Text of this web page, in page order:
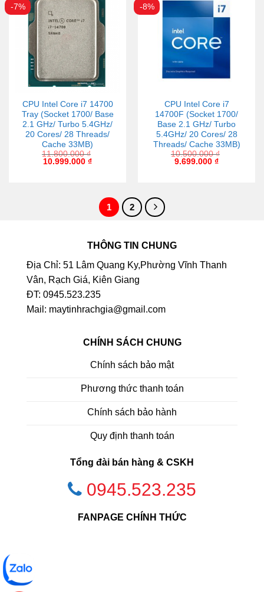
-7%
CPU Intel Core i7 14700
Tray (Socket 1700/ Base
2.1 GHz/ Turbo 5.4GHz/
20 Cores/ 28 Threads/
Cache 33MB)
11.800.000₫
10.999.000 ₫
-8%
CPU Intel Core i7
14700F (Socket 1700/
Base 2.1 GHz/ Turbo
5.4GHz/ 20 Cores/ 28
Threads/ Cache 33MB)
10.500.000₫
9.699.000 ₫
1 2
THÔNG TIN CHUNG
Địa Chỉ: 51 Lâm Quang Ky,Phường Vĩnh Thanh
Vân, Rạch Giá, Kiên Giang
ĐT: 0945.523.235
Mail: maytinhrachgia@gmail.com
CHÍNH SÁCH CHUNG
Chính sách bảo mật
Phương thức thanh toán
Chính sách bảo hành
Quy định thanh toán
Tổng đài bán hàng & CSKH
0945.523.235
FANPAGE CHÍNH THỨC